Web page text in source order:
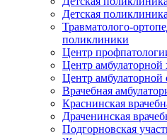
Детская
Травматолого-
поликлиники
Центр
Центр амбулаторной
Центр
Врачебная
Краснинская
Драченинская
Подгорновская